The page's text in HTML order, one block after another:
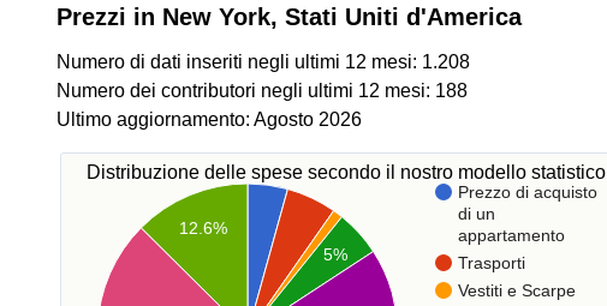
Prezzi in New York, Stati Uniti d'America
Numero di dati inseriti negli ultimi 12 mesi: 1.208
Numero dei contributori negli ultimi 12 mesi: 188
Ultimo aggiornamento: Agosto 2026
Distribuzione delle spese secondo il nostro modello statistico
Prezzo di acquisto
di un
appartamento
Trasporti
Vestiti e Scarpe
5%
12.6%